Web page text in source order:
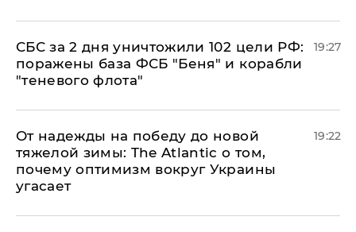
СБС за 2 дня уничтожили 102 цели РФ:
поражены база ФСБ "Беня" и корабли
"теневого флота"
19:27
От надежды на победу до новой
тяжелой зимы: The Atlantic о том,
почему оптимизм вокруг Украины
угасает
19:22